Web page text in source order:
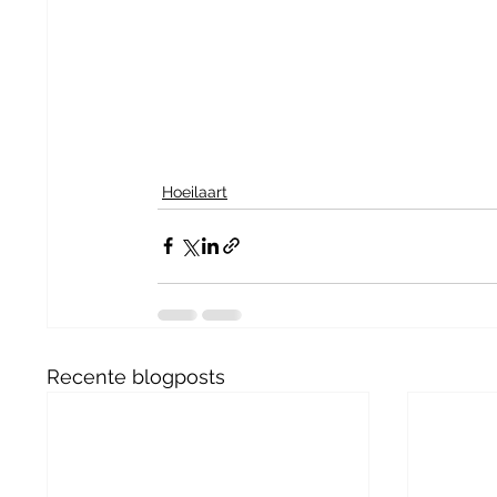
Hoeilaart
Recente blogposts